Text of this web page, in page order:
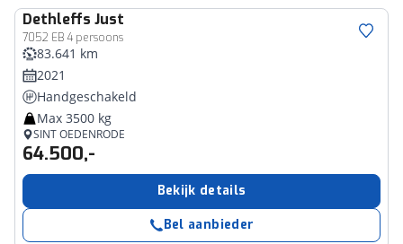
Dethleffs Just
7052 EB 4 persoons
83.641 km
2021
Handgeschakeld
Max 3500 kg
SINT OEDENRODE
64.500,-
Bekijk details
Bel aanbieder